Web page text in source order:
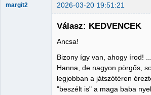
margit2 2026-03-20 19:51:21
Válasz: KEDVENCEK
Ancsa!
Bizony így van, ahogy írod!
Hanna, de nagyon pörgős,
legjobban a játszótéren
"beszélt is" a maga baba